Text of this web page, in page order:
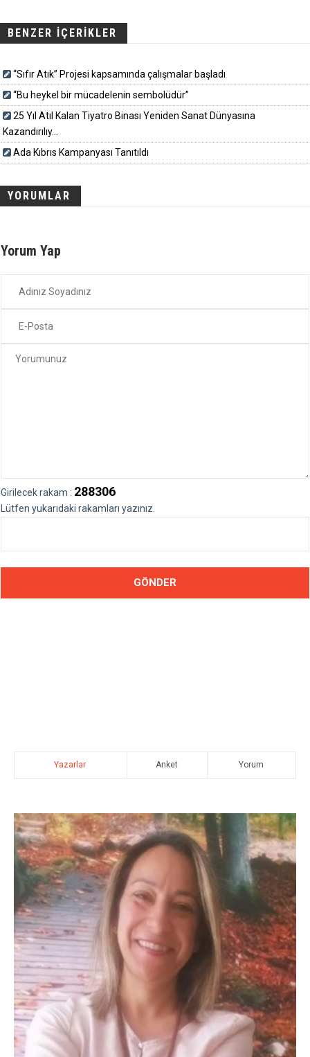
BENZER İÇERİKLER
“Sıfır Atık” Projesi kapsamında çalışmalar başladı
“Bu heykel bir mücadelenin sembolüdür”
25 Yıl Atıl Kalan Tiyatro Binası Yeniden Sanat Dünyasına
Kazandırılıy...
Ada Kıbrıs Kampanyası Tanıtıldı
YORUMLAR
Yorum Yap
Girilecek rakam : 288306
Lütfen yukarıdaki rakamları yazınız.
Yazarlar Anket Yorum